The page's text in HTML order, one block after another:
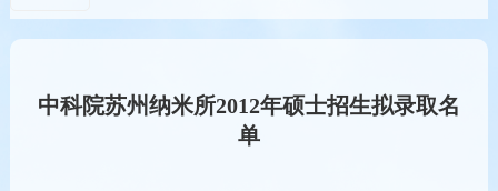
中科院苏州纳米所2012年硕士招生拟录取名
单